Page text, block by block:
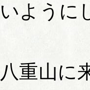
いように
八重山に